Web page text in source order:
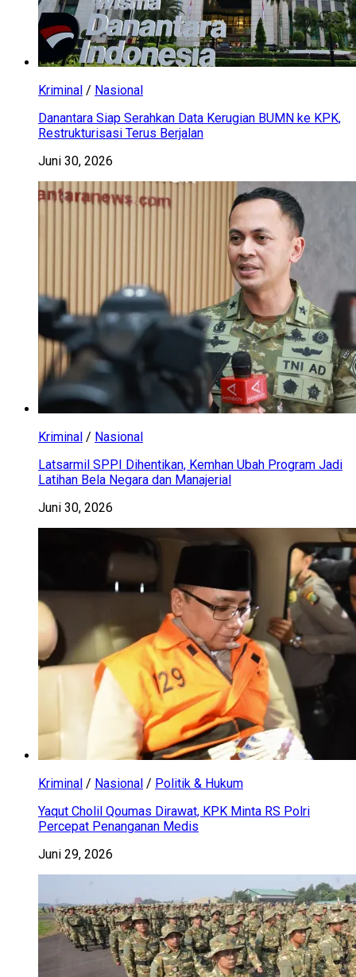
Kriminal / Nasional
Danantara Siap Serahkan Data Kerugian BUMN ke KPK,
Restrukturisasi Terus Berjalan
Juni 30, 2026
Kriminal / Nasional
Latsarmil SPPI Dihentikan, Kemhan Ubah Program Jadi
Latihan Bela Negara dan Manajerial
Juni 30, 2026
Kriminal / Nasional / Politik & Hukum
Yaqut Cholil Qoumas Dirawat, KPK Minta RS Polri
Percepat Penanganan Medis
Juni 29, 2026